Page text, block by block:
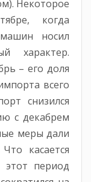
Некоторое
когда
носил
характер.
– его доля
всего
снизился
с декабрем
меры дали
касается
этот период